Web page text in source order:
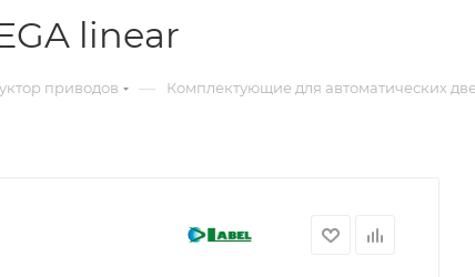
linear
приводов — Комплектующие для автоматических